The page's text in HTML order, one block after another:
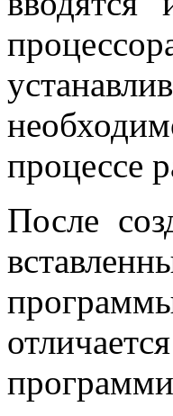
процессе
После